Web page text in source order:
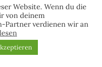
Website. Wenn du die
von deinem
Partner verdienen wir an